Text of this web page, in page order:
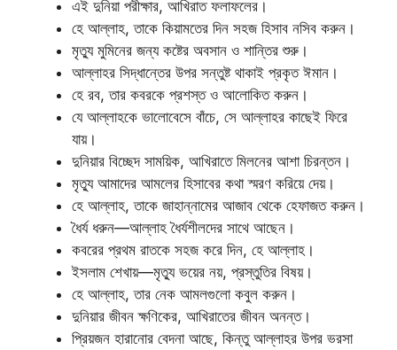
এই দুনিয়া পরীক্ষার, আখিরাত ফলাফলের।
হে আল্লাহ, তাকে কিয়ামতের দিন সহজ হিসাব নসিব করুন।
মৃত্যু মুমিনের জন্য কষ্টের অবসান ও শান্তির শুরু।
আল্লাহর সিদ্ধান্তের উপর সন্তুষ্ট থাকাই প্রকৃত ঈমান।
হে রব, তার কবরকে প্রশস্ত ও আলোকিত করুন।
যে আল্লাহকে ভালোবেসে বাঁচে, সে আল্লাহর কাছেই ফিরে
যায়।
দুনিয়ার বিচ্ছেদ সাময়িক, আখিরাতে মিলনের আশা চিরন্তন।
মৃত্যু আমাদের আমলের হিসাবের কথা স্মরণ করিয়ে দেয়।
হে আল্লাহ, তাকে জাহান্নামের আজাব থেকে হেফাজত করুন।
ধৈর্য ধরুন—আল্লাহ ধৈর্যশীলদের সাথে আছেন।
কবরের প্রথম রাতকে সহজ করে দিন, হে আল্লাহ।
ইসলাম শেখায়—মৃত্যু ভয়ের নয়, প্রস্তুতির বিষয়।
হে আল্লাহ, তার নেক আমলগুলো কবুল করুন।
দুনিয়ার জীবন ক্ষণিকের, আখিরাতের জীবন অনন্ত।
প্রিয়জন হারানোর বেদনা আছে, কিন্তু আল্লাহর উপর ভরসা